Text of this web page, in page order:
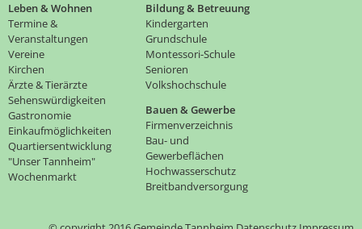
Leben & Wohnen
Termine &
Veranstaltungen
Vereine
Kirchen
Ärzte & Tierärzte
Sehenswürdigkeiten
Gastronomie
Einkaufmöglichkeiten
Quartiersentwicklung
"Unser Tannheim"
Wochenmarkt
Bildung & Betreuung
Kindergarten
Grundschule
Montessori-Schule
Senioren
Volkshochschule
Bauen & Gewerbe
Firmenverzeichnis
Bau- und
Gewerbeflächen
Hochwasserschutz
Breitbandversorgung